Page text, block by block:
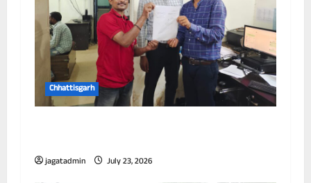
Chhattisgarh
jagatadmin July 23, 2026